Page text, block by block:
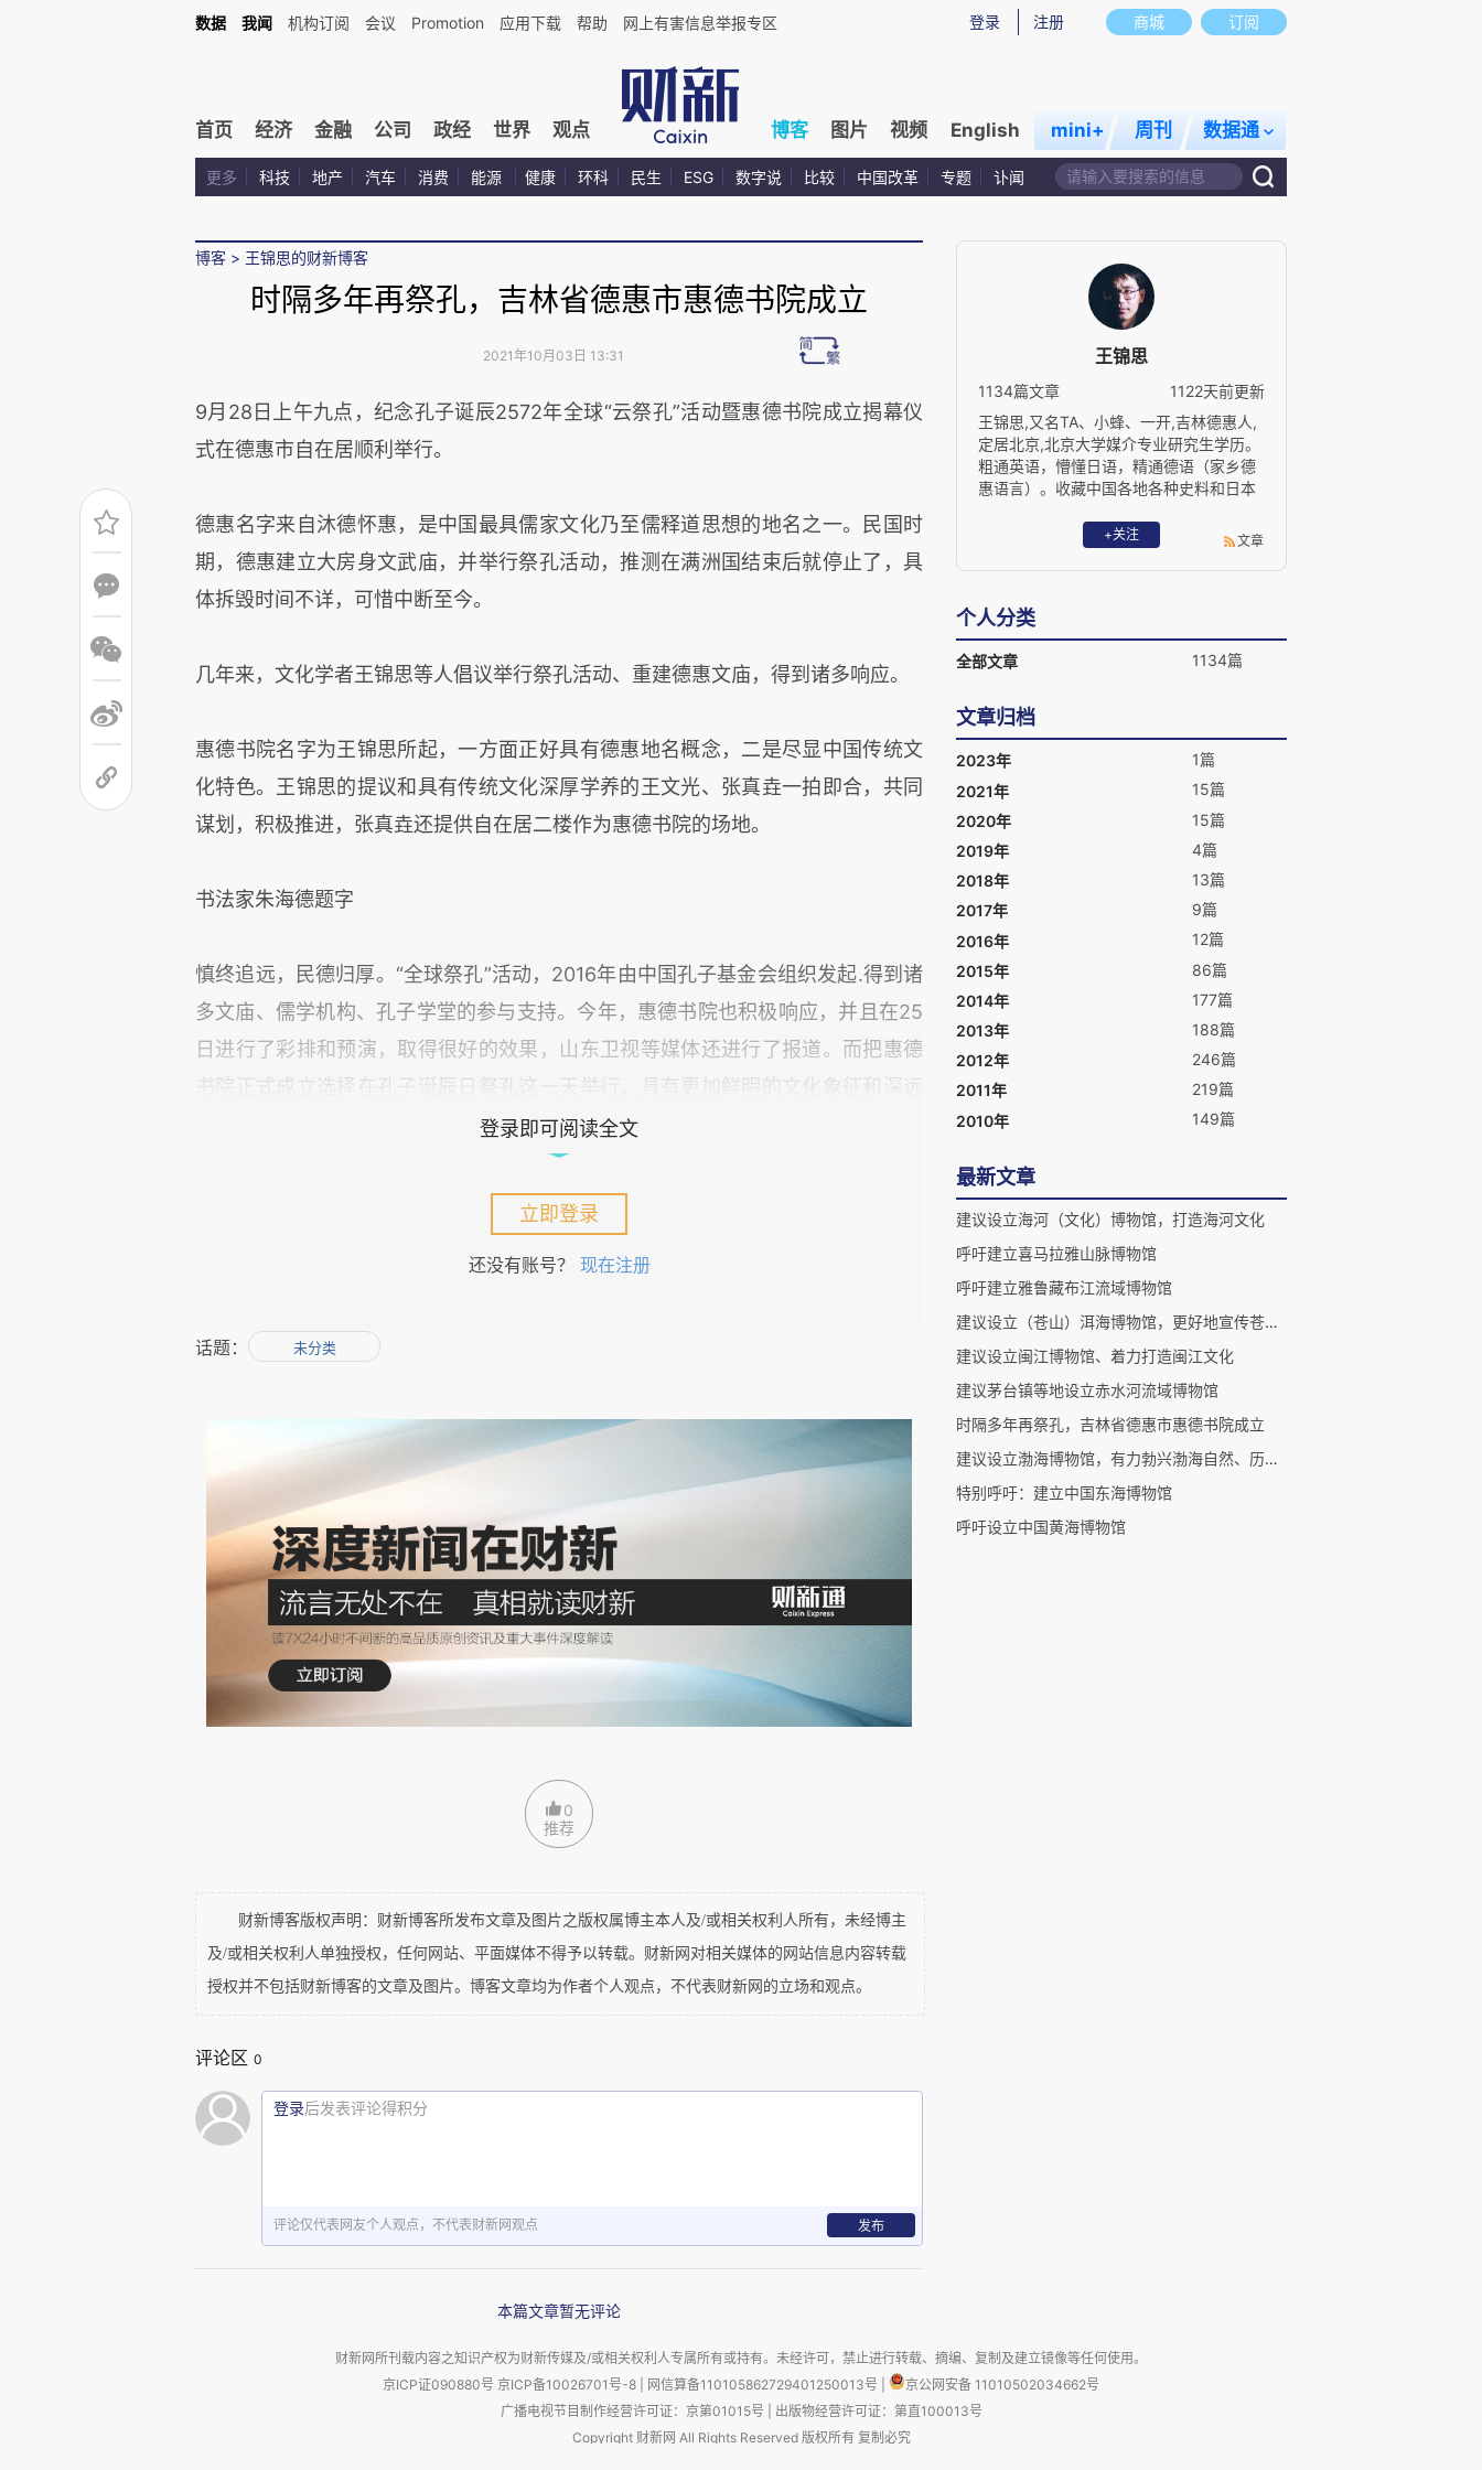
商城 订阅
登录 注册
数据 我闻 机构订阅 会议 Promotion 应用下载 帮助 网上有害信息举报专区
首页 经济 金融 公司 政经 世界 观点 博客 图片 视频 English mini+ 周刊 数据通
更多 科技 地产 汽车 消费 能源 健康 环科 民生 ESG 数字说 比较 中国改革 专题 讣闻
博客 > 王锦思的财新博客
时隔多年再祭孔，吉林省德惠市惠德书院成立
2021年10月03日 13:31
9月28日上午九点，纪念孔子诞辰2572年全球“云祭孔”活动暨惠德书院成立揭幕仪
式在德惠市自在居顺利举行。
德惠名字来自沐德怀惠，是中国最具儒家文化乃至儒释道思想的地名之一。民国时
期，德惠建立大房身文武庙，并举行祭孔活动，推测在满洲国结束后就停止了，具
体拆毁时间不详，可惜中断至今。
几年来，文化学者王锦思等人倡议举行祭孔活动、重建德惠文庙，得到诸多响应。
惠德书院名字为王锦思所起，一方面正好具有德惠地名概念，二是尽显中国传统文
化特色。王锦思的提议和具有传统文化深厚学养的王文光、张真垚一拍即合，共同
谋划，积极推进，张真垚还提供自在居二楼作为惠德书院的场地。
书法家朱海德题字
慎终追远，民德归厚。“全球祭孔”活动，2016年由中国孔子基金会组织发起.得到诸
多文庙、儒学机构、孔子学堂的参与支持。今年，惠德书院也积极响应，并且在25
日进行了彩排和预演，取得很好的效果，山东卫视等媒体还进行了报道。而把惠德
书院正式成立选择在孔子诞辰日祭孔这一天举行，具有更加鲜明的文化象征和深远
不过，由于疫情的原因，惠德书院祭孔仪式本着从简的原则，没有追求更大规模，
只在吉林德惠市区自在居举行。共有52人出席，年龄从十多岁到古稀之年，有书院
发起人王锦思、负责人张真垚、院长王文光，还有书法家朱海德以及其他传统文化
体祭孔活动，但是也遥相呼应。
王文光主持祭孔仪式，先向老子像燃香祭拜。因为有了孔子问礼于老子，才有儒风
九点开始，祭孔仪式正式举行，伴随阵阵响起的鼓乐声，主祭人王锦思燃香献果，
张真垚敬酒，大家齐诵经典，并一起三鞠躬，向大成至圣先师孔子表达衷心诚挚的
敬仰之情。
随后举行了惠德书院成立及匾额揭幕仪式，在祭孔这天具有非常特殊的意义。“惠德
书院”匾额四字为德惠市著名书法家朱海德题写，一起剪彩的还有德惠市诗词作家许
合影之后，大家上楼继续相互介绍交谈，畅谈未来理想，王锦思还讲解收藏的孔子
语、李伟军挥毫泼墨，尽显中华文化的独特魅力，大家欣赏品评，给予高度评价。
最后惠德书院同仁诚谢大家，同愿疫情早去，国泰民安。在本次活动的后勤保障
孙喜峰,志愿者艾美、王飞、王晓娜、涛声依旧都付出辛勤的劳动，为顺利举行发挥
了聪明才智。还得到了大光上德、金章广告、王家大院、中筝礼乐书院、德惠那些
事、云雀台、德惠收藏家协会、鳇鱼岛等各方的大力支持。
统文化活动，积极推动重建德惠文庙，为打造文化德惠、幸福德惠，彰显中华魅
力、推进和谐世界作出更多更大的贡献。儒风浩荡，万古长青！
登录即可阅读全文
立即登录
还没有账号？ 现在注册
话题： 未分类
0
推荐
财新博客版权声明：财新博客所发布文章及图片之版权属博主本人及/或相关权利人所有，未经博主
及/或相关权利人单独授权，任何网站、平面媒体不得予以转载。财新网对相关媒体的网站信息内容转载
授权并不包括财新博客的文章及图片。博客文章均为作者个人观点，不代表财新网的立场和观点。
评论区 0
登录后发表评论得积分
评论仅代表网友个人观点，不代表财新网观点 发布
本篇文章暂无评论
王锦思
1134篇文章
1122天前更新
王锦思,又名TA、小蜂、一开,吉林德惠人,
定居北京,北京大学媒介专业研究生学历。
粗通英语，懵懂日语，精通德语（家乡德
惠语言）。收藏中国各地各种史料和日本
全国鸣警报、国家级公祭英烈和死难同
胞、朝鲜半岛暨世界和平签名。 专著《日
本行,中国更行》、《超越日本》、《发现
言》。 jinsiwang@126.com
+关注 文章
个人分类
全部文章 1134篇
文章归档
2023年
1篇
2021年
15篇
2020年
15篇
2019年
4篇
2018年
13篇
2017年
9篇
2016年
12篇
2015年
86篇
2014年
177篇
2013年
188篇
2012年
246篇
2011年
219篇
2010年
149篇
最新文章
建议设立海河（文化）博物馆，打造海河文化
呼吁建立喜马拉雅山脉博物馆
呼吁建立雅鲁藏布江流域博物馆
建议设立（苍山）洱海博物馆，更好地宣传苍山洱海自然人文历史
建议设立闽江博物馆、着力打造闽江文化
建议茅台镇等地设立赤水河流域博物馆
时隔多年再祭孔，吉林省德惠市惠德书院成立
建议设立渤海博物馆，有力勃兴渤海自然、历史、文化
特别呼吁：建立中国东海博物馆
呼吁设立中国黄海博物馆
财新网所刊载内容之知识产权为财新传媒及/或相关权利人专属所有或持有。未经许可，禁止进行转载、摘编、复制及建立镜像等任何使用。
京ICP证090880号 京ICP备10026701号-8 网信算备110105862729401250013号
京公网安备 11010502034662号
广播电视节目制作经营许可证：京第01015号
出版物经营许可证：第直100013号
Copyright 财新网 All Rights Reserved 版权所有 复制必究